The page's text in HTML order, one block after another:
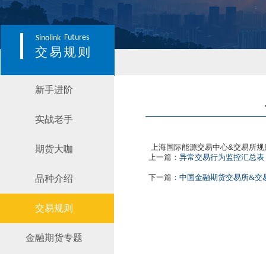
Sinolink Futures
交易规则
新手进阶
实战老手
期货大咖
品种介绍
交易规则
金融期货专题
上海国际能源交易中心&交易所
上一篇： 异常交易行为监控汇总表
下一篇： 中国金融期货交易所&交